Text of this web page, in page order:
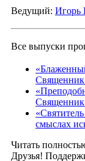
Ведущий: Игорь
Все выпуски
Священник
Священник
смыслах
Читать
Друзья!